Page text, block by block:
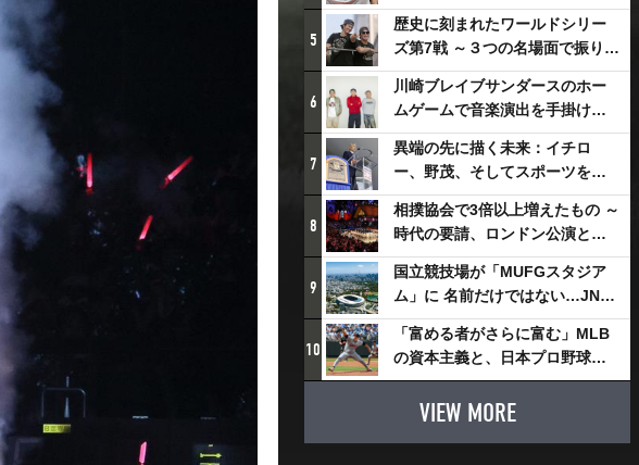
相撲興行
5
歴史に刻まれたワールドシリー
ズ第7戦 ～３つの名場面で振り返
る～
6
川崎ブレイブサンダースのホー
ムゲームで音楽演出を手掛ける
スチャダラパーが川崎新！アリ
ーナシティ・プロジェクトを語
る 「楽しみでしかないでしょ。
川崎は、ずっと成長曲線だか
ら」
7
異端の先に描く未来：イチロ
ー、野茂、そしてスポーツを支
える科学界の挑戦
8
相撲協会で3倍以上増えたもの ～
時代の要請、ロンドン公演と古
式大相撲
9
国立競技場が「MUFGスタジア
ム」に 名前だけではない…JNSE
とMUFGが“共創”し描く地域活
性化・社会価値創造の近未来図
とは
10
「富める者がさらに富む」MLB
の資本主義と、日本プロ野球が
踏み出せない一歩
VIEW MORE